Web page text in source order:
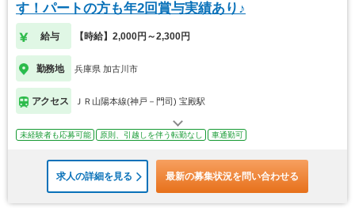
す！パートの方も年2回賞与実績あり♪
給与 【時給】2,000円～2,300円
勤務地 兵庫県 加古川市
アクセス ＪＲ山陽本線(神戸－門司) 宝殿駅
未経験者も応募可能 原則、引越しを伴う転勤なし 車通勤可
求人の詳細を見る 最新の募集状況を問い合わせる